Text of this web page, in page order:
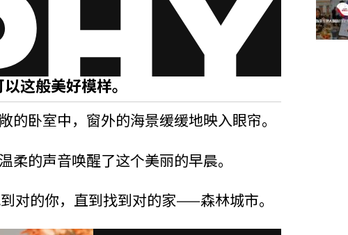
这般美好模样。
卧室中，窗外的海景缓缓地映入眼帘。
的声音唤醒了这个美丽的早晨。
对的你，直到找到对的家——森林城市。